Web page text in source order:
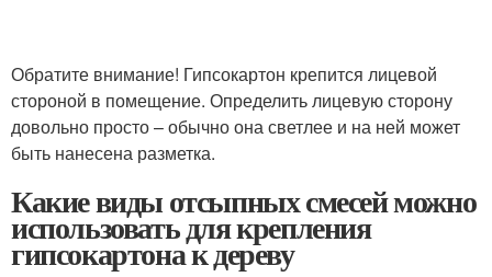
Обратите внимание! Гипсокартон крепится лицевой
стороной в помещение. Определить лицевую сторону
довольно просто – обычно она светлее и на ней может
быть нанесена разметка.
Какие виды отсыпных смесей можно
использовать для крепления
гипсокартона к дереву